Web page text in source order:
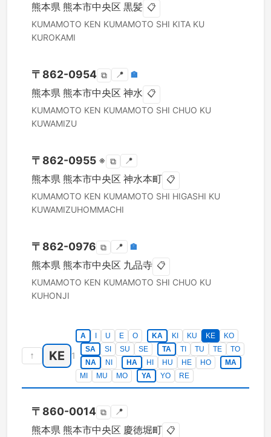
熊本県 熊本市中央区 黒髪 📋
KUMAMOTO KEN KUMAMOTO SHI KITA KU
KUROKAMI
〒 862-0954 ⧉ 📍 🏣
熊本県 熊本市中央区 神水 📋
KUMAMOTO KEN KUMAMOTO SHI CHUO KU
KUWAMIZU
〒 862-0955 ※ ⧉ 📍
熊本県 熊本市中央区 神水本町 📋
KUMAMOTO KEN KUMAMOTO SHI HIGASHI KU
KUWAMIZUHOMMACHI
〒 862-0976 ⧉ 📍 🏣
熊本県 熊本市中央区 九品寺 📋
KUMAMOTO KEN KUMAMOTO SHI CHUO KU
KUHONJI
↑ KE 1
A U E O KA KI KU KE
KO
SA
SI SU SE TA TI TU TE
TO
NA
NI HA HI HU HE HO
MA
MI
MU MO YA YO RE
〒 860-0014 ⧉ 📍
熊本県 熊本市中央区 慶徳堀町 📋